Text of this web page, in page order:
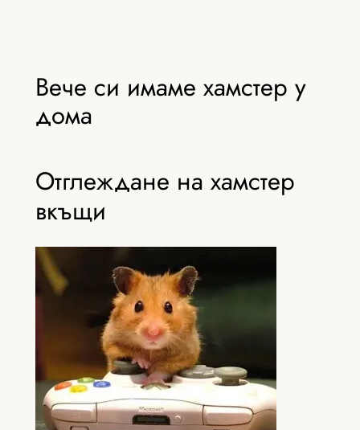
Вече си имаме хамстер у
дома
Отглеждане на хамстер
вкъщи